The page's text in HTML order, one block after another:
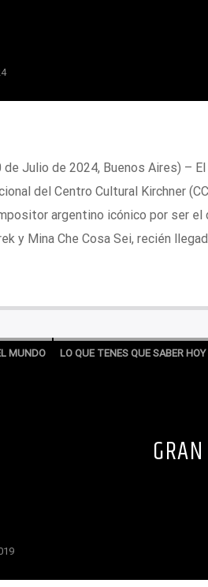
de Julio de 2024, Buenos Aires) –
del Centro Cultural Kirchner
argentino icónico por ser el
y Mina Che Cosa Sei, recién
MUNDO LO QUE TENES QUE SABER HOY